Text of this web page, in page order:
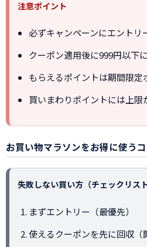
注意ポイント
必ずキャンペーンにエントリ
クーポン適用後に999円以下
もらえるポイントは期間限定
買いまわりポイントには上限
お買い物マラソンをお得に使う
失敗しない買い方（チェックリスト
まずエントリー（最優先）
使えるクーポンを先に回収（